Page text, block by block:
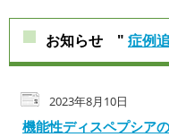
お知らせ " 症例
2023年8月10日
機能性ディスペプシア